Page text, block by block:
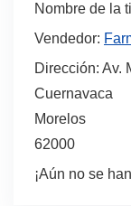
Nombre de la
Vendedor:
Dirección: Av.
Cuernavaca
Morelos
62000
¡Aún no se